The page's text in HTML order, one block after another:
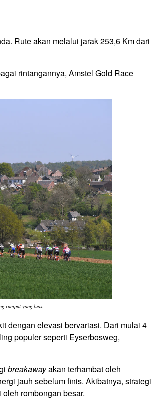
Rute akan melalui jarak 253,6 Km dari
rintangannya, Amstel Gold Race
rumput yang luas.
dengan elevasi bervariasi. Dari mulai 4
populer seperti Eyserbosweg,
breakawayakan terhambat oleh
jauh sebelum finis. Akibatnya, strategi
rombongan besar.